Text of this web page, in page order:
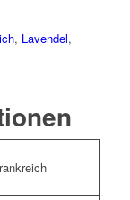
, Lavendel,